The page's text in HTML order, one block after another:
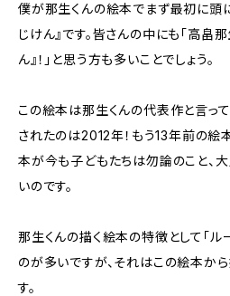
僕が那生くんの絵本でまず最初に頭
じけん』です。皆さんの中にも「高畠
ん』！」と思う方も多いことでしょう。
この絵本は那生くんの代表作と言っ
されたのは2012年！もう13年前の絵
本が今も子どもたちは勿論のこと、
いのです。
那生くんの描く絵本の特徴として「ル
のが多いですが、それはこの絵本か
す。